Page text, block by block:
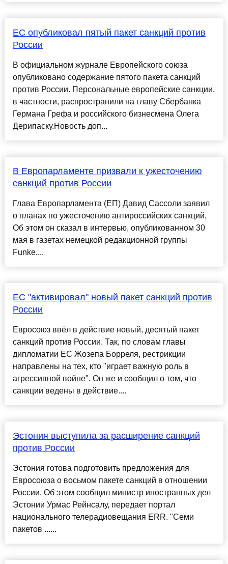
ЕС опубликовал пятый пакет санкций против
России
В официальном журнале Европейского союза
опубликовано содержание пятого пакета санкций
против России. Персональные европейские санкции,
в частности, распространили на главу Сбербанка
Германа Грефа и российского бизнесмена Олега
Дерипаску.Новость доп...
В Европарламенте призвали к ужесточению
санкций против России
Глава Европарламента (ЕП) Давид Сассоли заявил
о планах по ужесточению антироссийских санкций,
Об этом он сказал в интервью, опубликованном 30
мая в газетах немецкой редакционной группы
Funke....
ЕС "активировал" новый пакет санкций против
России
Евросоюз ввёл в действие новый, десятый пакет
санкций против России. Так, по словам главы
дипломатии ЕС Жозепа Борреля, рестрикции
направлены на тех, кто "играет важную роль в
агрессивной войне". Он же и сообщил о том, что
санкции ведены в действие....
Эстония выступила за расширение санкций
против России
Эстония готова подготовить предложения для
Евросоюза о восьмом пакете санкций в отношении
России. Об этом сообщил министр иностранных дел
Эстонии Урмас Рейнсалу, передает портал
национального телерадиовещания ERR. "Семи
пакетов ......